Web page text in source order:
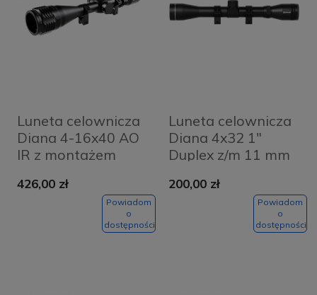
Luneta celownicza
Diana 4-16x40 AO
IR z montażem
426,00 zł
Powiadom
o
dostępności
Luneta celownicza
Diana 4x32 1"
Duplex z/m 11 mm
200,00 zł
Powiadom
o
dostępności